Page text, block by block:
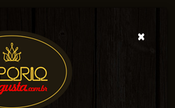
×